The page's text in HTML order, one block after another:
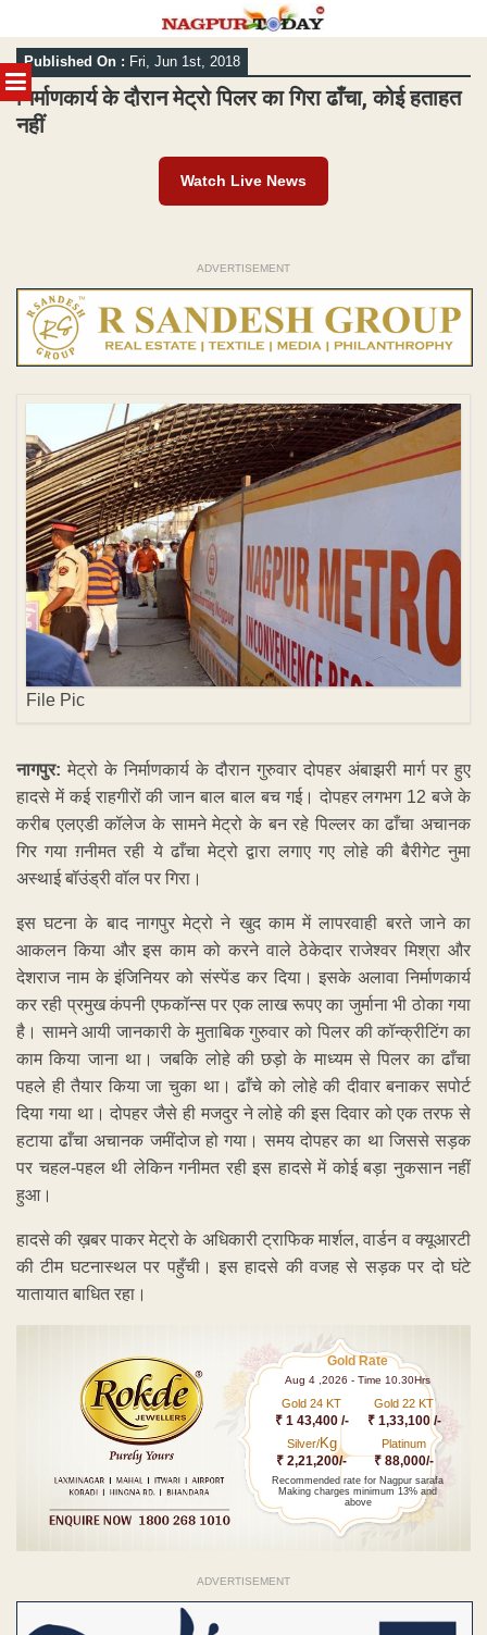
MENU
Skip
to
content
Published On : Fri, Jun 1st, 2018
निर्माणकार्य के दौरान मेट्रो पिलर का गिरा ढाँचा, कोई हताहत
नहीं
Watch Live News
ADVERTISEMENT
File Pic
नागपुर: मेट्रो के निर्माणकार्य के दौरान गुरुवार दोपहर अंबाझरी मार्ग पर हुए
हादसे में कई राहगीरों की जान बाल बाल बच गई। दोपहर लगभग 12 बजे के
करीब एलएडी कॉलेज के सामने मेट्रो के बन रहे पिल्लर का ढाँचा अचानक
गिर गया ग़नीमत रही ये ढाँचा मेट्रो द्वारा लगाए गए लोहे की बैरीगेट नुमा
अस्थाई बॉउंड्री वॉल पर गिरा।
इस घटना के बाद नागपुर मेट्रो ने खुद काम में लापरवाही बरते जाने का
आकलन किया और इस काम को करने वाले ठेकेदार राजेश्वर मिश्रा और
देशराज नाम के इंजिनियर को संस्पेंड कर दिया। इसके अलावा निर्माणकार्य
कर रही प्रमुख कंपनी एफकॉन्स पर एक लाख रूपए का जुर्माना भी ठोका गया
है। सामने आयी जानकारी के मुताबिक गुरुवार को पिलर की कॉन्क्रीटिंग का
काम किया जाना था। जबकि लोहे की छड़ो के माध्यम से पिलर का ढाँचा
पहले ही तैयार किया जा चुका था। ढाँचे को लोहे की दीवार बनाकर सपोर्ट
दिया गया था। दोपहर जैसे ही मजदुर ने लोहे की इस दिवार को एक तरफ से
हटाया ढाँचा अचानक जमींदोज हो गया। समय दोपहर का था जिससे सड़क
पर चहल-पहल थी लेकिन गनीमत रही इस हादसे में कोई बड़ा नुकसान नहीं
हुआ।
हादसे की ख़बर पाकर मेट्रो के अधिकारी ट्राफिक मार्शल, वार्डन व क्यूआरटी
की टीम घटनास्थल पर पहुँची। इस हादसे की वजह से सड़क पर दो घंटे
यातायात बाधित रहा।
Gold Rate
Aug 4 ,2026 - Time 10.30Hrs
Gold 24 KT
₹ 1 43,400 /-
Gold 22 KT
₹ 1,33,100 /-
Silver/Kg
₹ 2,21,200/-
Platinum
₹ 88,000/-
Recommended rate for Nagpur sarafa
Making charges minimum 13% and
above
ADVERTISEMENT